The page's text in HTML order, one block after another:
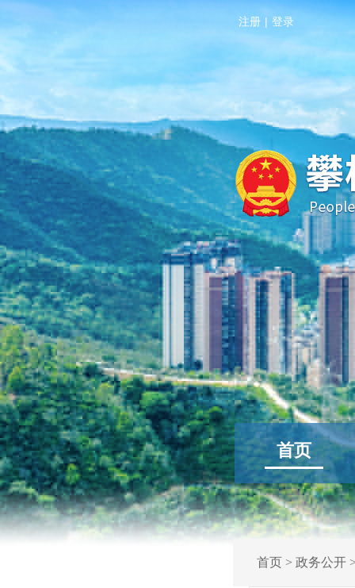
注册 | 登录
首页
首页> 政务公开